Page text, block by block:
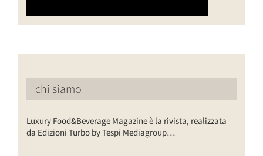
chi siamo
Luxury Food&Beverage Magazine è la rivista, realizzata
da Edizioni Turbo by Tespi Mediagroup…